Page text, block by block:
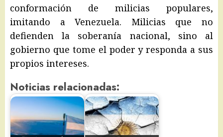
conformación de milicias populares,
imitando a Venezuela. Milicias que no
defienden la soberanía nacional, sino al
gobierno que tome el poder y responda a sus
propios intereses.
Noticias relacionadas: